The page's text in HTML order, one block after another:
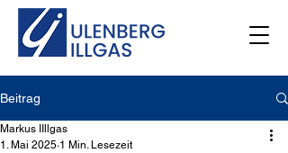
Beitrag
Markus IIllgas
1. Mai 2025 1 Min. Lesezeit